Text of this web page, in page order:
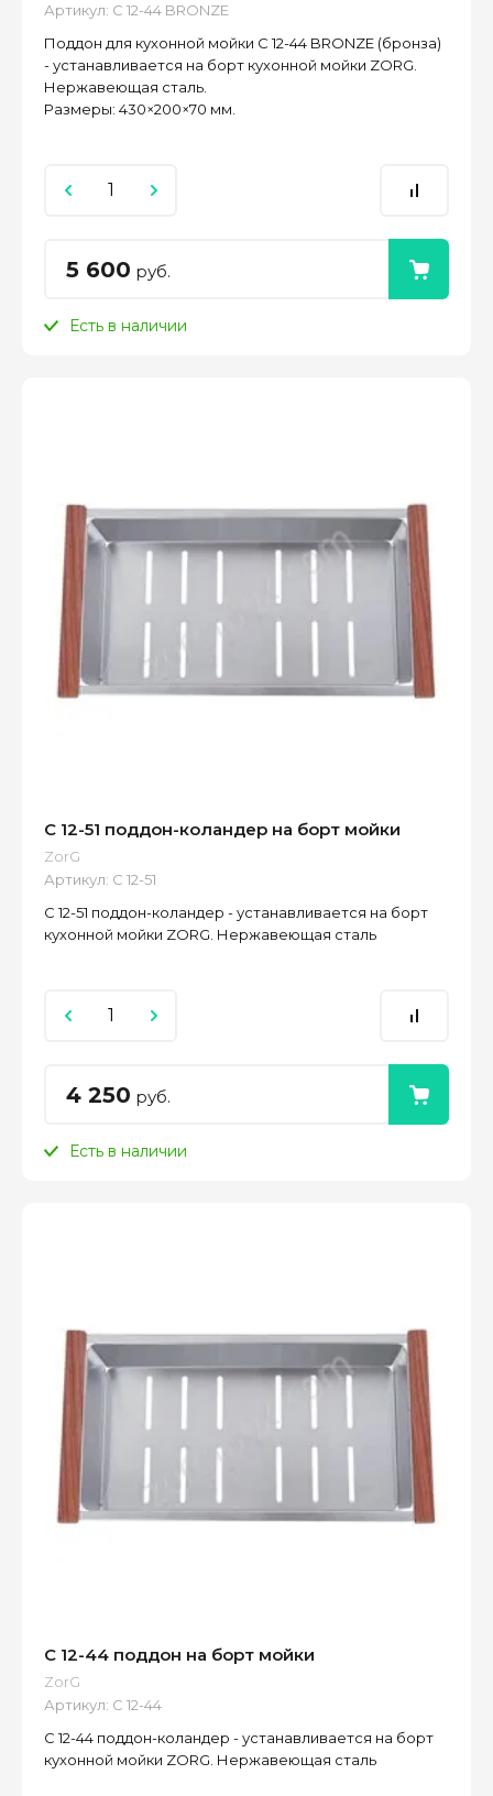
Артикул: C 12-44 BRONZE
Поддон для кухонной мойки C 12-44 BRONZE (бронза)
- устанавливается на борт кухонной мойки ZORG.
Нержавеющая сталь.
Размеры: 430×200×70 мм.
5 600 руб.
Есть в наличии
С 12-51 поддон-коландер на борт мойки
ZorG
Артикул: C 12-51
С 12-51 поддон-коландер - устанавливается на борт
кухонной мойки ZORG. Нержавеющая сталь
4 250 руб.
Есть в наличии
С 12-44 поддон на борт мойки
ZorG
Артикул: C 12-44
С 12-44 поддон-коландер - устанавливается на борт
кухонной мойки ZORG. Нержавеющая сталь